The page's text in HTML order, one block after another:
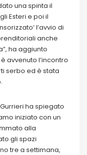
una spinta il
Esteri e poi il
l’avvio di
anche
ha aggiunto
avvenuto l’incontro
serbo ed è stata
ha spiegato
iniziato con un
alla
gli spazi
tre a settimana,